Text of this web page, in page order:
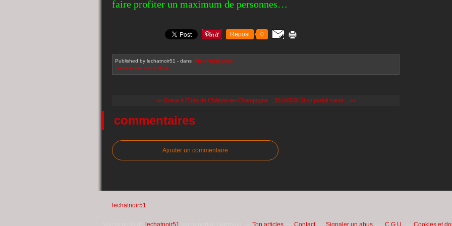
faire profiter un maximum de personnes…
Repost 0
Published by lechatnoir51 - dans Infos nucléaires
commenter cet article
<< Grève à l'Eréa de Châlons-en-Champagne 20160530 Si on parlait santé... >>
commentaires
Ajouter un commentaire
lechatnoir51
lechatnoir51 Top articles Contact Signaler un abus C.G.U. Cookies et